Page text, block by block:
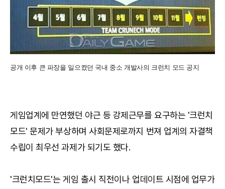
공개 이후 큰 파장을 일으켰던 국내 중소 개발사의 크런치 모드 공지
게임업계에 만연했던 야근 등 강제근무를 요구하는 '크런치
모드' 문제가 부상하며 사회문제로까지 번져 업계의 자결책
수립이 최우선 과제가 되기도 했다.
'크런치모드'는 게임 출시 직전이나 업데이트 시점에 업무가